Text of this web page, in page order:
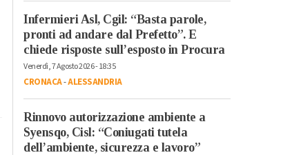
Infermieri Asl, Cgil: “Basta parole,
pronti ad andare dal Prefetto”. E
chiede risposte sull’esposto in Procura
Venerdì, 7 Agosto 2026 - 18:35
CRONACA-ALESSANDRIA
Rinnovo autorizzazione ambiente a
Syensqo, Cisl: “Coniugati tutela
dell’ambiente, sicurezza e lavoro”